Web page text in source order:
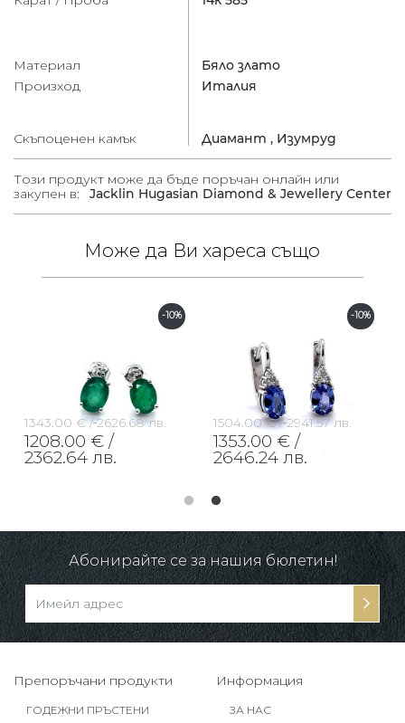
Материал
Бяло злато
Произход
Италия
Скъпоценен камък Диамант , Изумруд
Този продукт може да бъде поръчан онлайн или
закупен в:
Jacklin Hugasian Diamond & Jewellery Center
Може да Ви хареса също
-10%
1343.00 € / 2626.68 лв.
1208.00 € /
2362.64 лв.
-10%
1504.00 € / 2941.57 лв.
1353.00 € /
2646.24 лв.
Абонирайте се за нашия бюлетин!
Препоръчани продукти
ГОДЕЖНИ ПРЪСТЕНИ
Информация
ЗА НАС